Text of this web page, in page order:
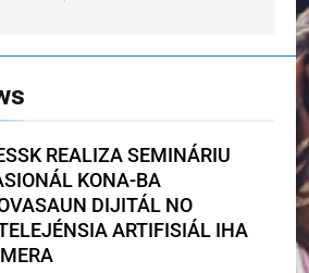
REALIZA SEMINÁRIU
KONA-BA
DIJITÁL NO
ARTIFISIÁL IHA